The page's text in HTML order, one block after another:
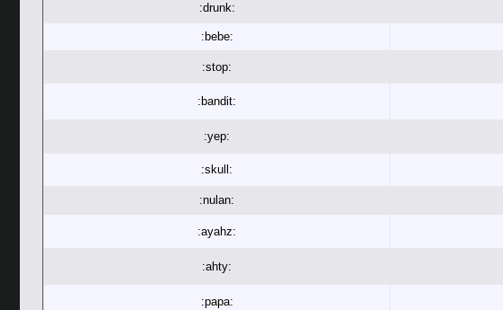
:drunk:
:bebe:
:stop:
:bandit:
:yep:
:skull:
:nulan:
:ayahz:
:ahty:
:papa: